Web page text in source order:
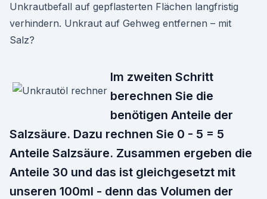
Unkrautbefall auf gepflasterten Flächen langfristig
verhindern. Unkraut auf Gehweg entfernen – mit
Salz?
Im zweiten Schritt
berechnen Sie die
benötigen Anteile der
Salzsäure. Dazu rechnen Sie 0 - 5 = 5
Anteile Salzsäure. Zusammen ergeben die
Anteile 30 und das ist gleichgesetzt mit
unseren 100ml - denn das Volumen der